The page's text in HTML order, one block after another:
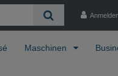
Maschinen